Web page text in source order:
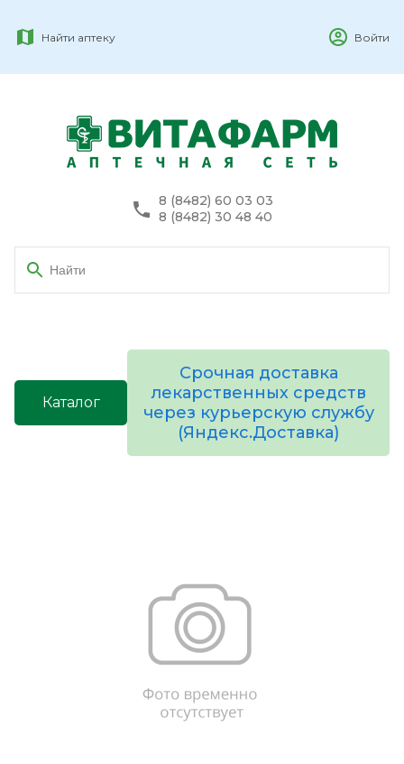
Найти аптеку Войти
8 (8482) 60 03 03
8 (8482) 30 48 40
Каталог
Срочная доставка
лекарственных средств
через курьерскую службу
(Яндекс.Доставка)